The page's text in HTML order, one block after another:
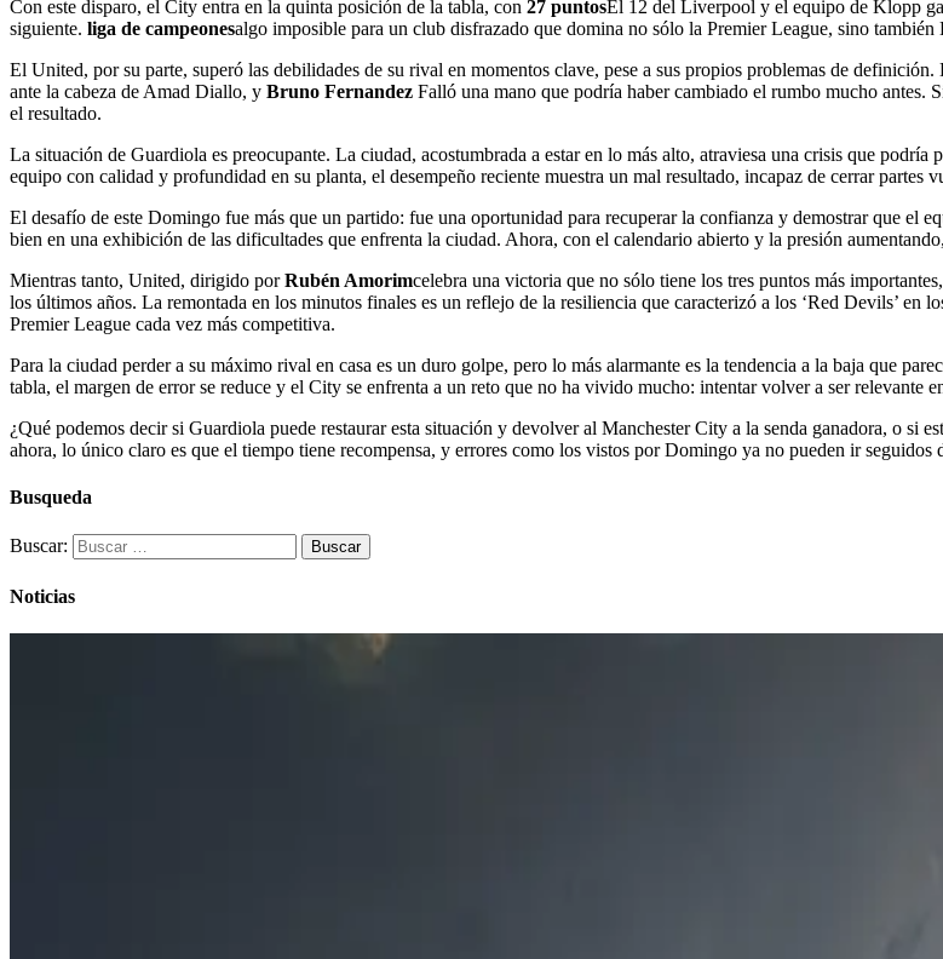
Con este disparo, el City entra en la quinta posición de la tabla, con 27 puntosEl 12 del Liverpool y el equipo de Klopp
siguiente. liga de campeonesalgo imposible para un club disfrazado que domina no sólo la Premier League, sino también
El United, por su parte, superó las debilidades de su rival en momentos clave, pese a sus propios problemas de definición.
ante la cabeza de Amad Diallo, y Bruno Fernandez Falló una mano que podría haber cambiado el rumbo mucho
el resultado.
La situación de Guardiola es preocupante. La ciudad, acostumbrada a estar en lo más alto, atraviesa una crisis que
equipo con calidad y profundidad en su planta, el desempeño reciente muestra un mal resultado, incapaz de cerrar partes
El desafío de este Domingo fue más que un partido: fue una oportunidad para recuperar la confianza y demostrar que el
bien en una exhibición de las dificultades que enfrenta la ciudad. Ahora, con el calendario abierto y la presión
Mientras tanto, United, dirigido porRubén Amorimcelebra una victoria que no sólo tiene los tres puntos más
los últimos años. La remontada en los minutos finales es un reflejo de la resiliencia que caracterizó a los ‘Red Devils’ en
Premier League cada vez más competitiva.
Para la ciudad perder a su máximo rival en casa es un duro golpe, pero lo más alarmante es la tendencia a la baja que
tabla, el margen de error se reduce y el City se enfrenta a un reto que no ha vivido mucho: intentar volver a ser relevante
¿Qué podemos decir si Guardiola puede restaurar esta situación y devolver al Manchester City a la senda ganadora, o si
ahora, lo único claro es que el tiempo tiene recompensa, y errores como los vistos por Domingo ya no pueden ir seguidos
Busqueda
Buscar:
Noticias